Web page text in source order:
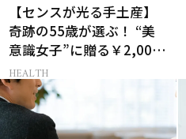
【センスが光る手土産】
奇跡の55歳が選ぶ！ “美
意識女子”に贈る￥2,000
前後のお菓子3選
HEALTH